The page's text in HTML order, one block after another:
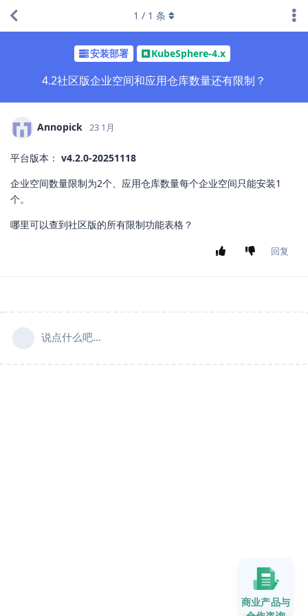
安装部署 KubeSphere-4.x
4.2社区版企业空间和应用仓库数量还有限制？
1 / 1 条
Annopick 23 1月
平台版本： v4.2.0-20251118
企业空间数量限制为2个、应用仓库数量每个企业空间只能安装1
个。
哪里可以查到社区版的所有限制功能表格？
回复
说点什么吧...
商业产品与